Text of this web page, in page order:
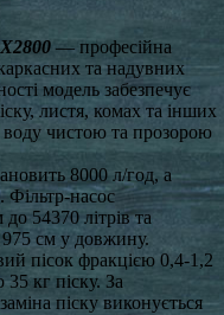
— професійна
та надувних
модель забезпечує
листя, комах та інших
чистою та прозорою
8000 л/год, а
Фільтр-насос
54370 літрів та
975 см у довжину.
пісок фракцією 0,4-1,2
кг піску. За
піску виконується